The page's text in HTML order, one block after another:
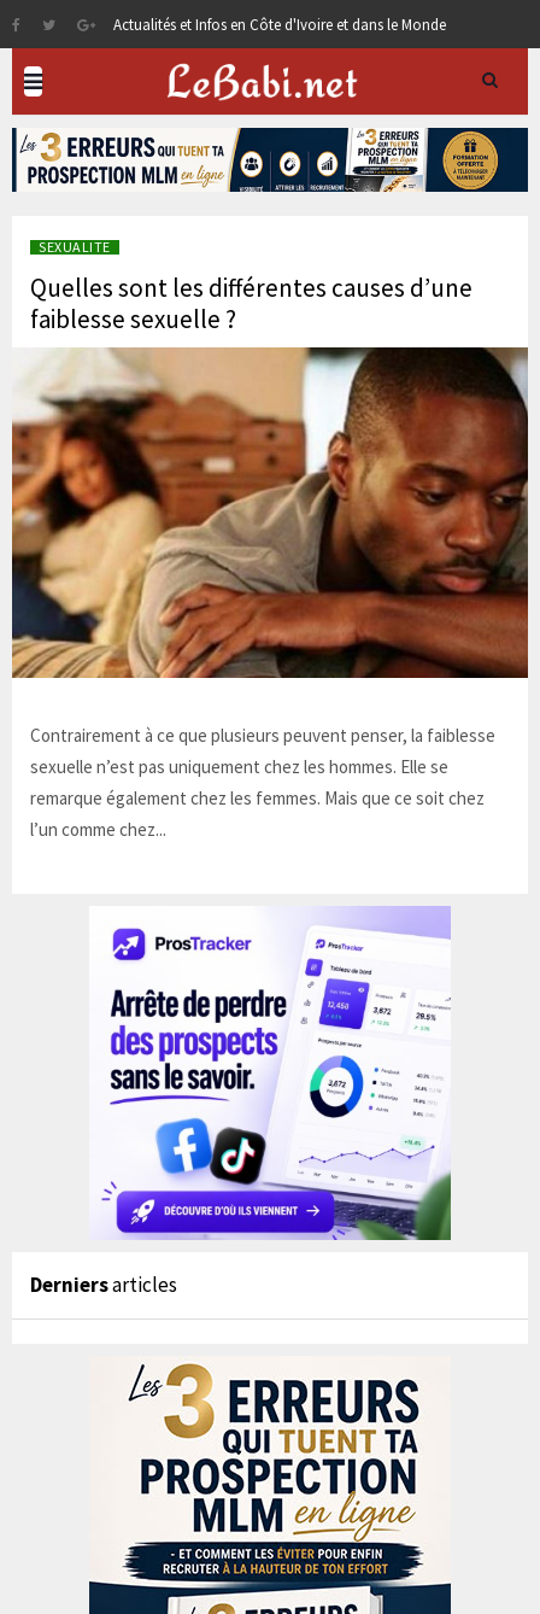
Actualités et Infos en Côte d'Ivoire et dans le Monde
SEXUALITE
Quelles sont les différentes causes d’une
faiblesse sexuelle ?
Contrairement à ce que plusieurs peuvent penser, la faiblesse
sexuelle n’est pas uniquement chez les hommes. Elle se
remarque également chez les femmes. Mais que ce soit chez
l’un comme chez...
Derniersarticles